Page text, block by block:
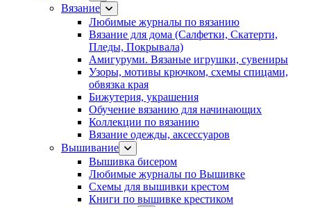
Вязание
Любимые журналы по вязанию
Вязание для дома (Салфетки, Скатерти,
Пледы, Покрывала)
Амигуруми. Вязаные игрушки, сувениры
Узоры, мотивы крючком, схемы спицами,
обвязка края
Бижутерия, украшения
Обучение вязанию для начинающих
Коллекции по вязанию
Вязание одежды, аксессуаров
Вышивание
Вышивка бисером
Любимые журналы по Вышивке
Схемы для вышивки крестом
Книги по вышивке крестиком